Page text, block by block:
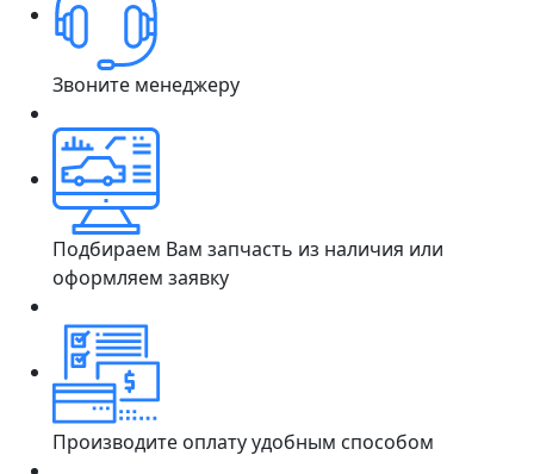
Звоните менеджеру
Подбираем Вам запчасть из наличия или
оформляем заявку
Производите оплату удобным способом